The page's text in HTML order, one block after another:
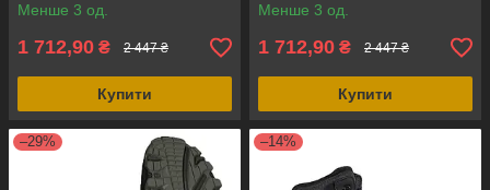
Менше 3 од.
1 712,90 ₴ 2 447 ₴
Купити
Менше 3 од.
1 712,90 ₴ 2 447 ₴
Купити
–29% –14%